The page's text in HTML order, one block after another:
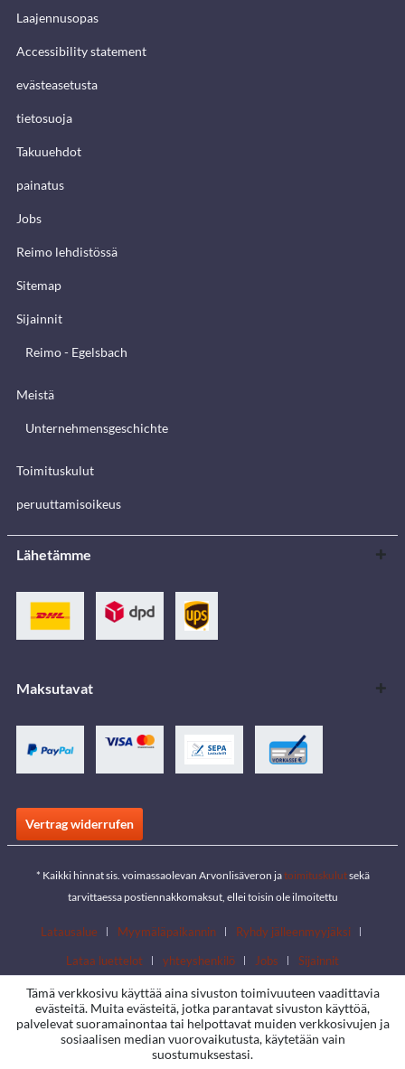
Laajennusopas
Accessibility statement
evästeasetusta
tietosuoja
Takuuehdot
painatus
Jobs
Reimo lehdistössä
Sitemap
Sijainnit
Reimo - Egelsbach
Meistä
Unternehmensgeschichte
Toimituskulut
peruuttamisoikeus
Lähetämme
Maksutavat
Vertrag widerrufen
* Kaikki hinnat sis. voimassaolevan Arvonlisäveron jatoimituskulutsekä
tarvittaessa postiennakkomaksut, ellei toisin ole ilmoitettu
Latausalue Myymäläpaikannin
Ryhdy jälleenmyyjäksi
Lataa luettelot
yhteyshenkilö Jobs Sijainnit
Tämä verkkosivu käyttää aina sivuston toimivuuteen vaadittavia
evästeitä. Muita evästeitä, jotka parantavat sivuston käyttöä,
palvelevat suoramainontaa tai helpottavat muiden verkkosivujen ja
sosiaalisen median vuorovaikutusta, käytetään vain
suostumuksestasi.